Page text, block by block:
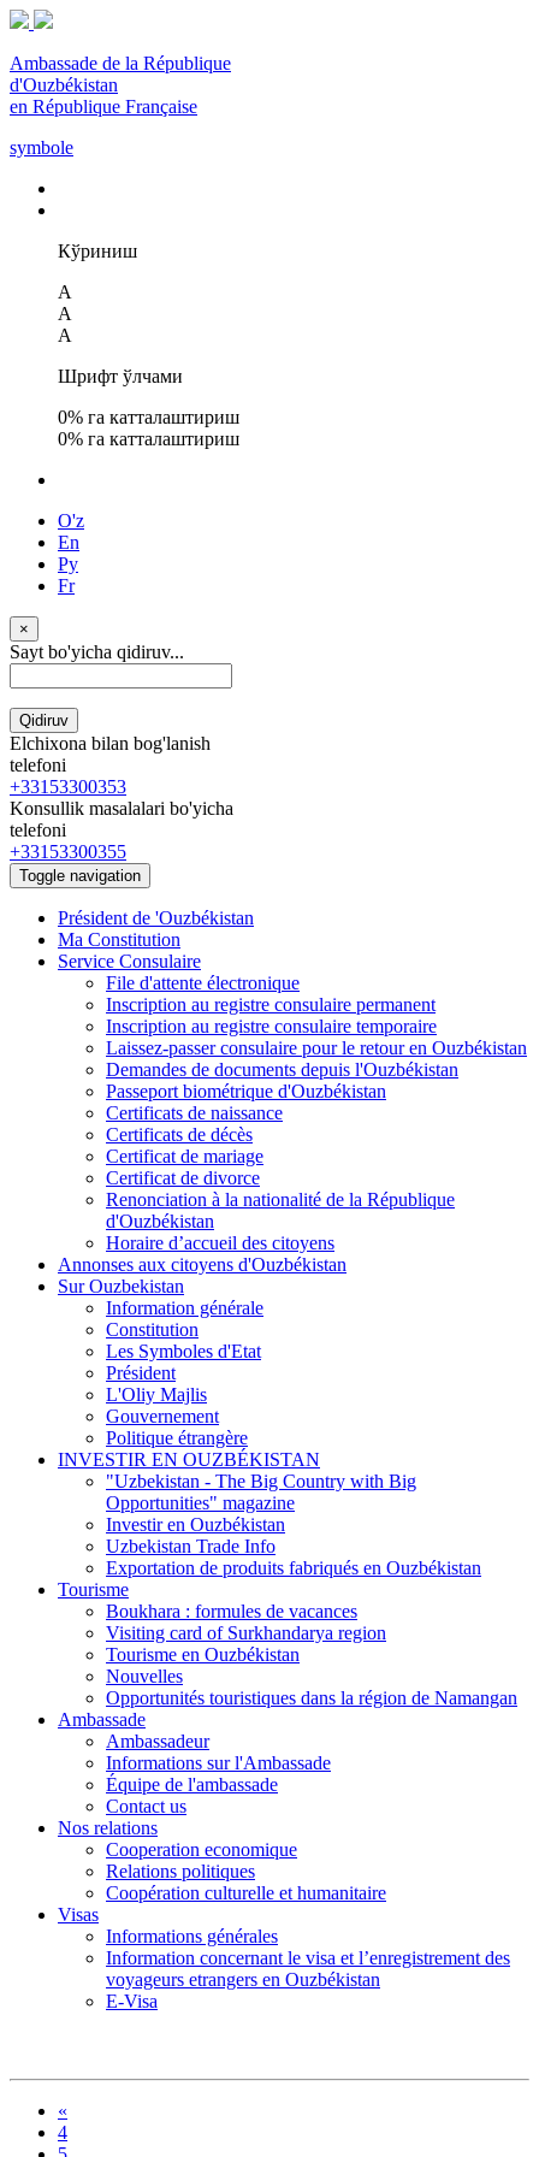
Ambassade de la République
d'Ouzbékistan
en République Française
symbole
Кўриниш
A
A
A
Шрифт ўлчами
0% га катталаштириш
0% га катталаштириш
O'z
En
Ру
Fr
×
Sayt bo'yicha qidiruv...
Qidiruv
Elchixona bilan bog'lanish
telefoni
+33153300353
Konsullik masalalari bo'yicha
telefoni
+33153300355
Toggle navigation
Président de 'Ouzbékistan
Ma Constitution
Service Consulaire
File d'attente électronique
Inscription au registre consulaire permanent
Inscription au registre consulaire temporaire
Laissez-passer consulaire pour le retour en Ouzbékistan
Demandes de documents depuis l'Ouzbékistan
Passeport biométrique d'Ouzbékistan
Certificats de naissance
Certificats de décès
Certificat de mariage
Certificat de divorce
Renonciation à la nationalité de la République
d'Ouzbékistan
Horaire d’accueil des citoyens
Annonses aux citoyens d'Ouzbékistan
Sur Ouzbekistan
Information générale
Constitution
Les Symboles d'Etat
Président
L'Oliy Majlis
Gouvernement
Politique étrangère
INVESTIR EN OUZBÉKISTAN
"Uzbekistan - The Big Country with Big
Opportunities" magazine
Investir en Ouzbékistan
Uzbekistan Trade Info
Exportation de produits fabriqués en Ouzbékistan
Tourisme
Boukhara : formules de vacances
Visiting card of Surkhandarya region
Tourisme en Ouzbékistan
Nouvelles
Opportunités touristiques dans la région de Namangan
Ambassade
Ambassadeur
Informations sur l'Ambassade
Équipe de l'ambassade
Contact us
Nos relations
Cooperation economique
Relations politiques
Coopération culturelle et humanitaire
Visas
Informations générales
Information concernant le visa et l’enregistrement des
voyageurs etrangers en Ouzbékistan
E-Visa
«
4